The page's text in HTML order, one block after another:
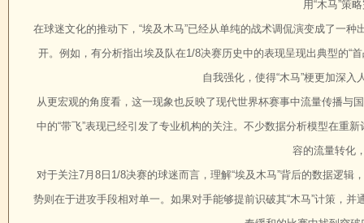
用“木马”策
在球迷文化的推动下，“埃及木马”已经从单纯的战术调侃演变成了一
开。例如，有分析指出埃及队在1/8决赛历史中的表现呈现出典型的“
自我强化，使得“木马”梗更加深
从更宏观的角度看，这一现象也反映了现代世界杯赛事中流量传播与
中的“带飞”表现已经引发了专业机构的关注。不少数据分析模型在重
容的流量转化
对于关注7月8日1/8决赛的球迷而言，理解“埃及木马”背后的数据逻
势则在于进攻手段相对单一。如果对手能够提前识破其“木马”计策，